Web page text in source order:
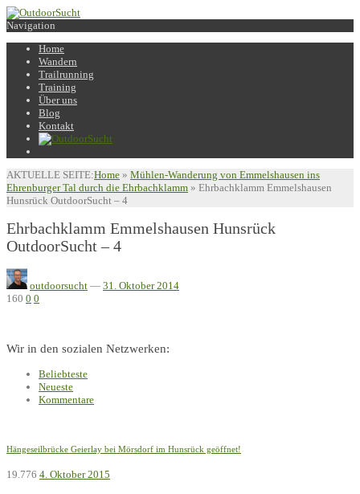
Navigation
Home
Wandern
Trailrunning
Training
Über uns
Blog
Kontakt
AKTUELLE SEITE:Home » Mühlen-Wanderung von Emmelshausen ins
Ehrenburger Tal durch die Ehrbachklamm » Ehrbachklamm Emmelshausen
Hunsrück OutdoorSucht – 4
Ehrbachklamm Emmelshausen Hunsrück
OutdoorSucht – 4
outdoorsucht — 31. Oktober 2014
160 0 0
Wir in den sozialen Netzwerken:
Beliebteste
Neueste
Kommentare
Hängeseilbrücke Geierlay bei Mörsdorf im Hunsrück geöffnet!
19.776 4. Oktober 2015